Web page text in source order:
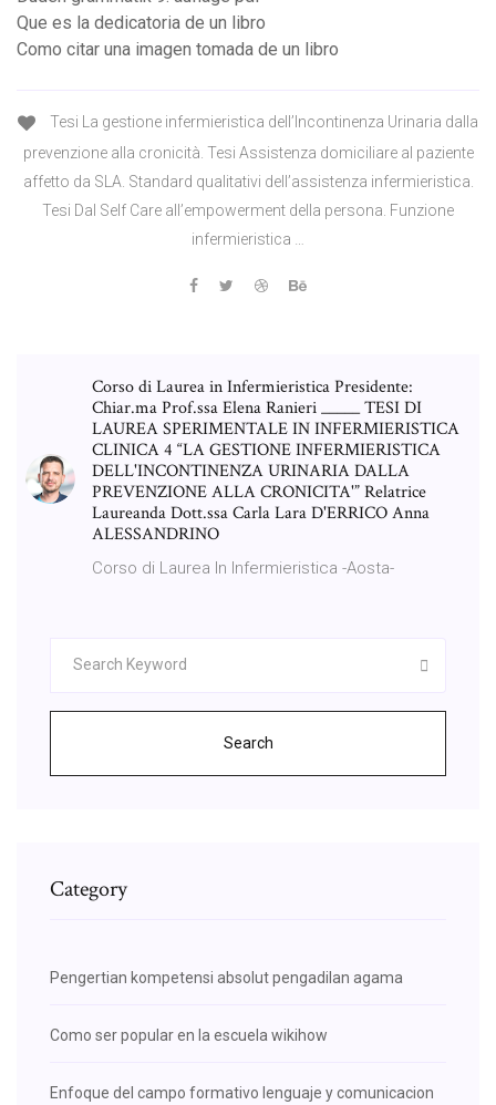
Que es la dedicatoria de un libro
Como citar una imagen tomada de un libro
Tesi La gestione infermieristica dell’Incontinenza Urinaria dalla
prevenzione alla cronicità. Tesi Assistenza domiciliare al paziente
affetto da SLA. Standard qualitativi dell’assistenza infermieristica.
Tesi Dal Self Care all’empowerment della persona. Funzione
infermieristica …
Corso di Laurea in Infermieristica Presidente:
Chiar.ma Prof.ssa Elena Ranieri _____ TESI DI
LAUREA SPERIMENTALE IN INFERMIERISTICA
CLINICA 4 “LA GESTIONE INFERMIERISTICA
DELL'INCONTINENZA URINARIA DALLA
PREVENZIONE ALLA CRONICITA'” Relatrice
Laureanda Dott.ssa Carla Lara D'ERRICO Anna
ALESSANDRINO
Corso di Laurea In Infermieristica -Aosta-
Search
Category
Pengertian kompetensi absolut pengadilan agama
Como ser popular en la escuela wikihow
Enfoque del campo formativo lenguaje y comunicacion